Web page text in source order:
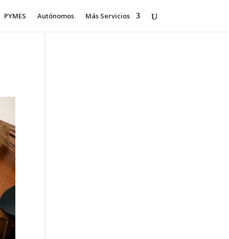
PYMES Autónomos Más Servicios